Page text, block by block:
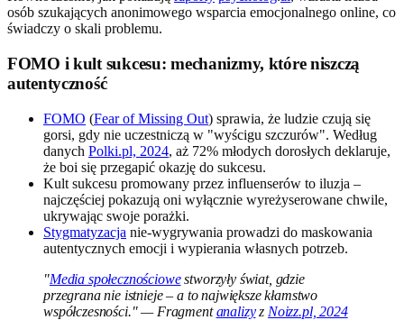
osób szukających anonimowego wsparcia emocjonalnego online, co
świadczy o skali problemu.
FOMO i kult sukcesu: mechanizmy, które niszczą
autentyczność
FOMO (Fear of Missing Out) sprawia, że ludzie czują się
gorsi, gdy nie uczestniczą w "wyścigu szczurów". Według
danych Polki.pl, 2024, aż 72% młodych dorosłych deklaruje,
że boi się przegapić okazję do sukcesu.
Kult sukcesu promowany przez influenserów to iluzja –
najczęściej pokazują oni wyłącznie wyreżyserowane chwile,
ukrywając swoje porażki.
Stygmatyzacja nie-wygrywania prowadzi do maskowania
autentycznych emocji i wypierania własnych potrzeb.
"Media społecznościowestworzyły świat, gdzie
przegrana nie istnieje – a to największe kłamstwo
współczesności." — Fragmentanalizyz Noizz.pl, 2024